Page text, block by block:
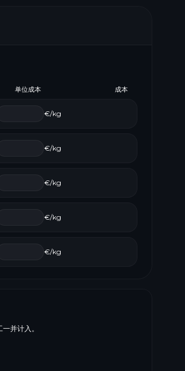
单位成本 成本
€/kg
€/kg
€/kg
€/kg
€/kg
并计入。